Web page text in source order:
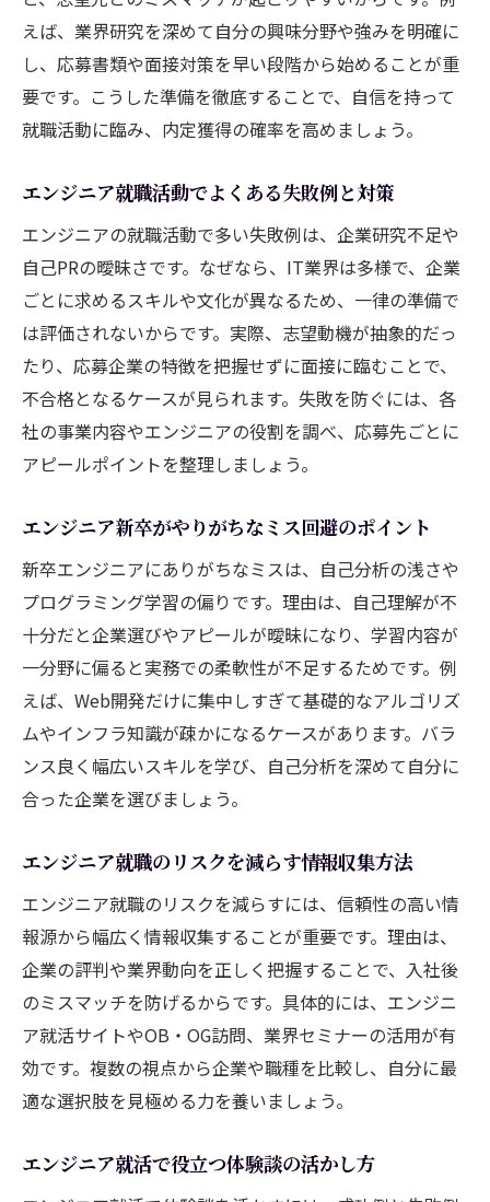
えば、業界研究を深めて自分の興味分野や強みを明確に
し、応募書類や面接対策を早い段階から始めることが重
要です。こうした準備を徹底することで、自信を持って
就職活動に臨み、内定獲得の確率を高めましょう。
エンジニア就職活動でよくある失敗例と対策
エンジニアの就職活動で多い失敗例は、企業研究不足や
自己PRの曖昧さです。なぜなら、IT業界は多様で、企業
ごとに求めるスキルや文化が異なるため、一律の準備で
は評価されないからです。実際、志望動機が抽象的だっ
たり、応募企業の特徴を把握せずに面接に臨むことで、
不合格となるケースが見られます。失敗を防ぐには、各
社の事業内容やエンジニアの役割を調べ、応募先ごとに
アピールポイントを整理しましょう。
エンジニア新卒がやりがちなミス回避のポイント
新卒エンジニアにありがちなミスは、自己分析の浅さや
プログラミング学習の偏りです。理由は、自己理解が不
十分だと企業選びやアピールが曖昧になり、学習内容が
一分野に偏ると実務での柔軟性が不足するためです。例
えば、Web開発だけに集中しすぎて基礎的なアルゴリズ
ムやインフラ知識が疎かになるケースがあります。バラ
ンス良く幅広いスキルを学び、自己分析を深めて自分に
合った企業を選びましょう。
エンジニア就職のリスクを減らす情報収集方法
エンジニア就職のリスクを減らすには、信頼性の高い情
報源から幅広く情報収集することが重要です。理由は、
企業の評判や業界動向を正しく把握することで、入社後
のミスマッチを防げるからです。具体的には、エンジニ
ア就活サイトやOB・OG訪問、業界セミナーの活用が有
効です。複数の視点から企業や職種を比較し、自分に最
適な選択肢を見極める力を養いましょう。
エンジニア就活で役立つ体験談の活かし方